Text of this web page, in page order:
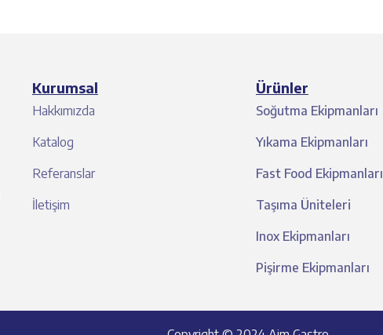
Kurumsal
Hakkımızda
Katalog
Referanslar
İletişim
Ürünler
Soğutma Ekipmanları
Yıkama Ekipmanları
Fast Food Ekipmanları
Taşıma Üniteleri
Inox Ekipmanları
Pişirme Ekipmanları